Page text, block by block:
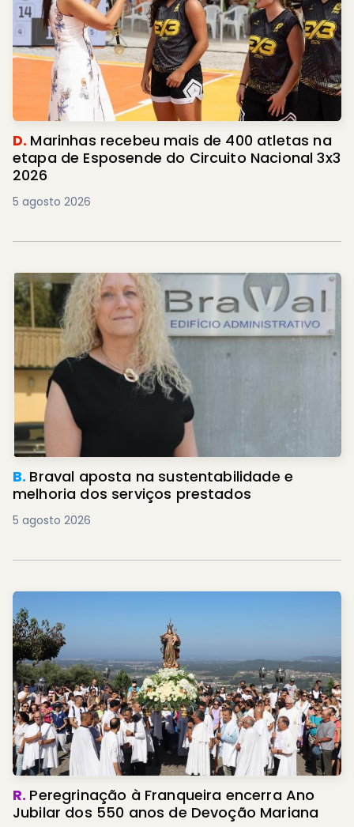
D. Marinhas recebeu mais de 400 atletas na
etapa de Esposende do Circuito Nacional 3x3
2026
5 agosto 2026
B. Braval aposta na sustentabilidade e
melhoria dos serviços prestados
5 agosto 2026
R. Peregrinação à Franqueira encerra Ano
Jubilar dos 550 anos de Devoção Mariana